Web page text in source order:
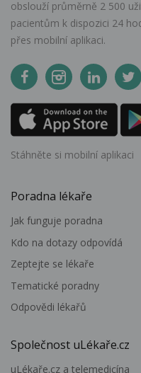
obslouží průměrně 2 500
pacientům k dispozici 24
přes mobilní aplikaci.
Stáhněte si mobilní aplikaci
Poradna lékaře
Jak funguje poradna
Kdo na dotazy odpovídá
Zeptejte se lékaře
Tematické poradny
Odpovědi lékařů
Společnost uLékaře.cz
uLékaře.cz a telemedicína